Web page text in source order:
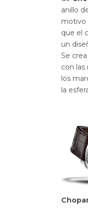
anillo
motivo
que el
un
Se
con las
los
la